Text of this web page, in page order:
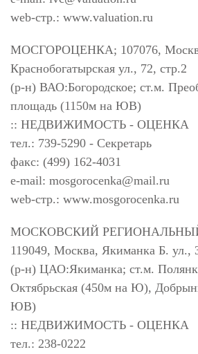
web-стр.: www.valuation.ru
МОСГОРОЦЕНКА; 107076,
Краснобогатырская ул., 72, стр.2
(р-н) ВАО:Богородское; ст.м.
площадь (1150м на ЮВ)
:: НЕДВИЖИМОСТЬ - ОЦЕНКА
тел.: 739-5290 - Секретарь
факс: (499) 162-4031
e-mail: mosgorocenka@mail.ru
web-стр.: www.mosgorocenka.ru
МОСКОВСКИЙ
119049, Москва, Якиманка Б. ул.,
(р-н) ЦАО:Якиманка; ст.м.
Октябрьская (450м на Ю),
ЮВ)
:: НЕДВИЖИМОСТЬ - ОЦЕНКА
тел.: 238-0222